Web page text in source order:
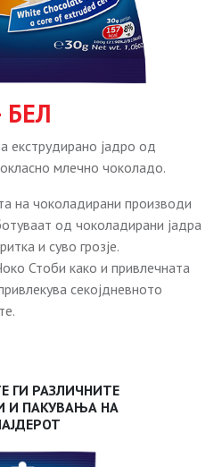
екструдирано јадро од
млечно чоколадо.
на чоколадирани производи
од чоколадирани јадра
и суво грозје.
Стоби како и привлечната
секојдневното
ГИ РАЗЛИЧНИТЕ
И ПАКУВАЊА НА